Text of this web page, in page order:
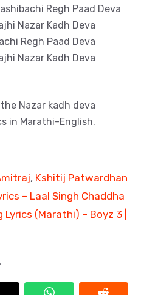
Regh Paad Deva
Nazar Kadh Deva
Regh Paad Deva
Nazar Kadh Deva
Nazar kadh deva
in Marathi-English.
, Kshitij Patwardhan
– Laal Singh Chaddha
(Marathi) – Boyz 3 |